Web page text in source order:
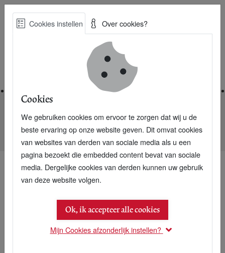
Skip
Best Practices voor een duurzame toekomst
Nieuwsarchief
Heerlen opent werelds eerste warmtecentrale uit mijnwater
Cookies instellen Over cookies?
Cookies
We gebruiken cookies om ervoor te zorgen dat wij u de
beste ervaring op onze website geven. Dit omvat cookies
van websites van derden van sociale media als u een
pagina bezoekt die embedded content bevat van sociale
media. Dergelijke cookies van derden kunnen uw gebruik
van deze website volgen.
Ok, ik accepteer alle cookies
Mijn Cookies afzonderlijk instellen?